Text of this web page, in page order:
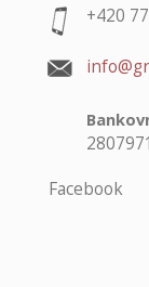
+420
Facebook